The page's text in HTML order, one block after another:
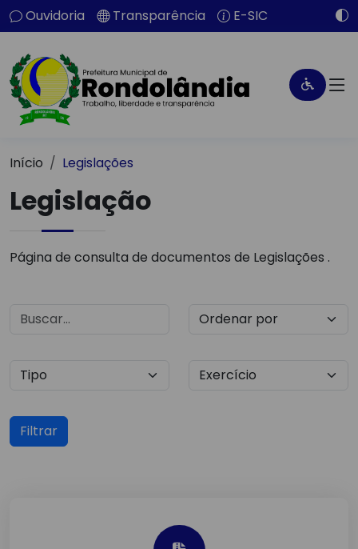
Ouvidoria Transparência E-SIC
Início Legislações
Legislação
Página de consulta de documentos de Legislações .
Filtrar